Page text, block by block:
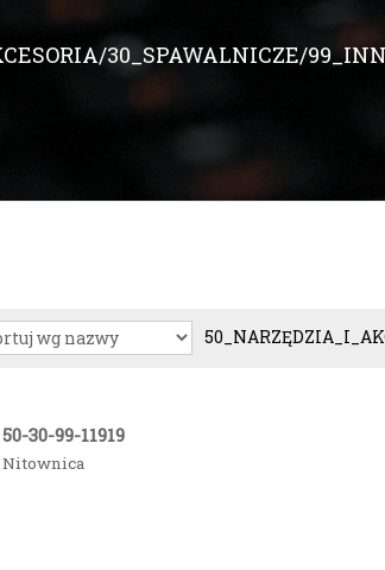
30_SPAWALNICZE/
50-30-99-11919
Nitownica